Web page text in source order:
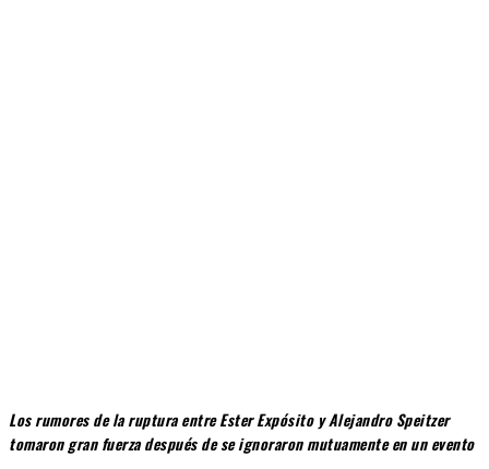
Los rumores de la ruptura entre Ester Expósito y Alejandro Speitzer
tomaron gran fuerza después de se ignoraron mutuamente en un evento